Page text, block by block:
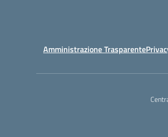
Amministrazione Trasparente